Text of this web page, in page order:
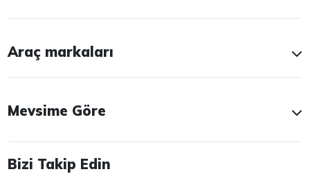
Araç markaları
Mevsime Göre
Bizi Takip Edin